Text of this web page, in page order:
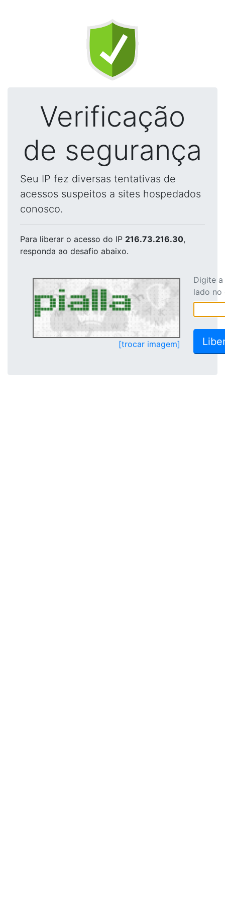
Verificação
de segurança
Seu IP fez diversas tentativas de
acessos suspeitos a sites hospedados
conosco.
Para liberar o acesso do IP 216.73.216.30,
responda ao desafio abaixo.
[trocar imagem]
Digite
lado no